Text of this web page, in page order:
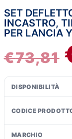
SET
INCASTRO,
PER LANCIA
€73,81
DISPONIBILITÀ
CODICE
MARCHIO